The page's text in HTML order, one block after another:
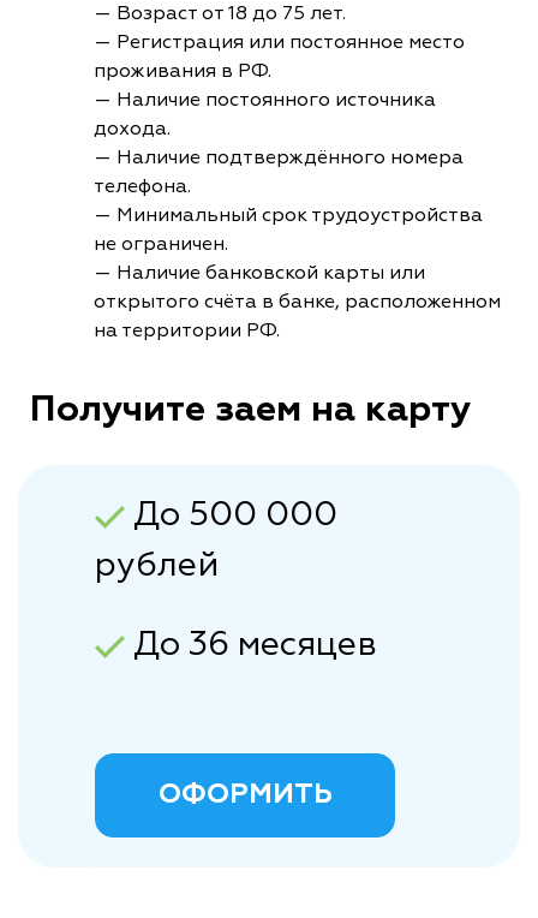
— Возраст от 18 до 75 лет.
— Регистрация или постоянное место
проживания в РФ.
— Наличие постоянного источника
дохода.
— Наличие подтверждённого номера
телефона.
— Минимальный срок трудоустройства
не ограничен.
— Наличие банковской карты или
открытого счёта в банке, расположенном
на территории РФ.
Получите заем на карту
До 500 000
рублей
До 36 месяцев
ОФОРМИТЬ